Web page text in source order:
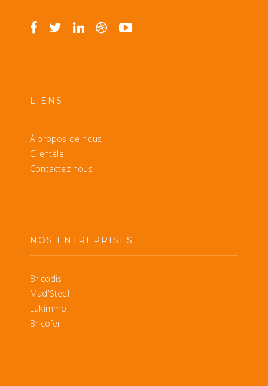
LIENS
À propos de nous
Clientèle
Contactez nous
NOS ENTREPRISES
Bricodis
Mad'Steel
Lakimmo
Bricofer